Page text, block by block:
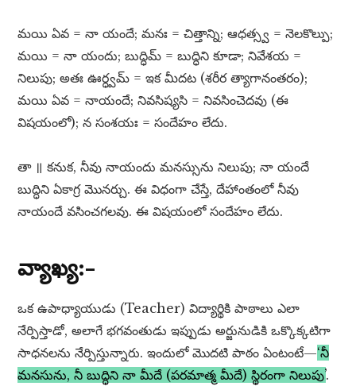
మయి ఏవ = నా యందే; మనః = చిత్తాన్ని; ఆధత్స్వ = నెలకొల్పు;
మయి = నా యందు; బుద్ధిమ్​ = బుద్ధిని కూడా; నివేశయ =
నిలుపు; అతః ఊర్ధ్వమ్​ = ఇక మీదట (శరీర త్యాగానంతరం);
మయి ఏవ = నాయందే; నివసిష్యసి = నివసించెదవు (ఈ
విషయంలో); న సంశయః = సందేహం లేదు.
తా ॥ కనుక, నీవు నాయందు మనస్సును నిలుపు; నా యందే
బుద్ధిని ఏకాగ్ర మొనర్చు. ఈ విధంగా చేస్తే, దేహాంతంలో నీవు
నాయందే వసించగలవు. ఈ విషయంలో సందేహం లేదు.
వ్యాఖ్య:–
ఒక ఉపాధ్యాయుడు (Teacher) విద్యార్థికి పాఠాలు ఎలా
నేర్పిస్తాడో, అలాగే భగవంతుడు ఇప్పుడు అర్జునుడికి ఒక్కొక్కటిగా
సాధనలను నేర్పిస్తున్నారు. ఇందులో మొదటి పాఠం ఏంటంటే—‘నీ
మనసును, నీ బుద్ధిని నా మీదే (పరమాత్మ మీదే) స్థిరంగా నిలుపు’.